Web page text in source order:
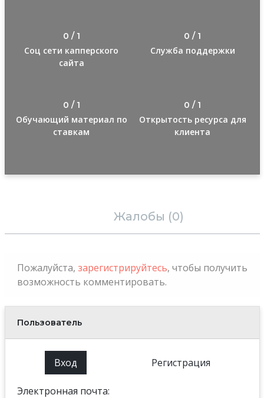
0 / 1
Соц сети капперского
сайта
0 / 1
Служба поддержки
0 / 1
Обучающий материал по
ставкам
0 / 1
Открытость ресурса для
клиента
Жалобы (0)
Пожалуйста, зарегистрируйтесь, чтобы получить
возможность комментировать.
Пользователь
Вход Регистрация
Электронная почта: